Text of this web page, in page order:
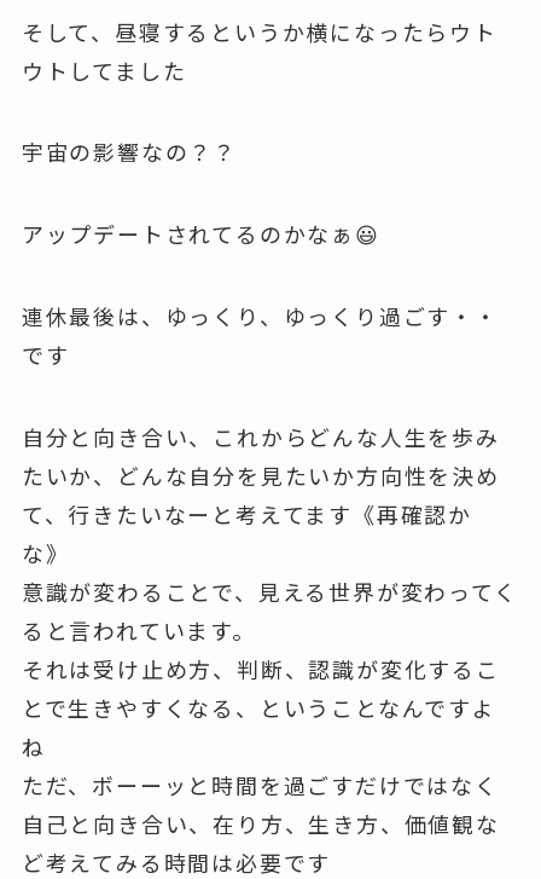
そして、昼寝するというか横になったらウト
ウトしてました
宇宙の影響なの？？
アップデートされてるのかなぁ😃
連休最後は、ゆっくり、ゆっくり過ごす・・
です
自分と向き合い、これからどんな人生を歩み
たいか、どんな自分を見たいか方向性を決め
て、行きたいなーと考えてます《再確認か
な》
意識が変わることで、見える世界が変わってく
ると言われています。
それは受け止め方、判断、認識が変化するこ
とで生きやすくなる、ということなんですよ
ね
ただ、ボーーッと時間を過ごすだけではなく
自己と向き合い、在り方、生き方、価値観な
ど考えてみる時間は必要です